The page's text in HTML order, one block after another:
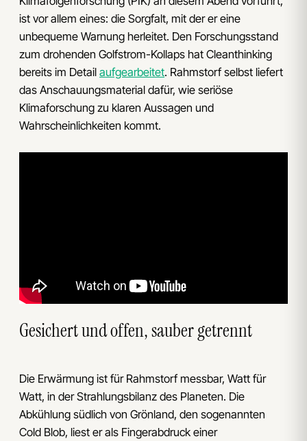
ist vor allem eines: die Sorgfalt, mit der er eine
unbequeme Warnung herleitet. Den Forschungsstand
zum drohenden Golfstrom-Kollaps hat Cleanthinking
bereits im Detail aufgearbeitet. Rahmstorf selbst liefert
das Anschauungsmaterial dafür, wie seriöse
Klimaforschung zu klaren Aussagen und
Wahrscheinlichkeiten kommt.
Gesichert und offen, sauber getrennt
Die Erwärmung ist für Rahmstorf messbar, Watt für
Watt, in der Strahlungsbilanz des Planeten. Die
Abkühlung südlich von Grönland, den sogenannten
Cold Blob, liest er als Fingerabdruck einer